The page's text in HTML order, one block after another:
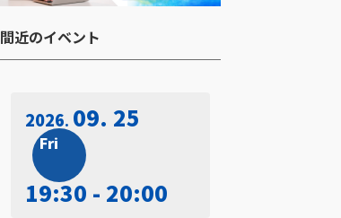
間近のイベント​
2026 09. 25
Fri
19:30 - 20:00